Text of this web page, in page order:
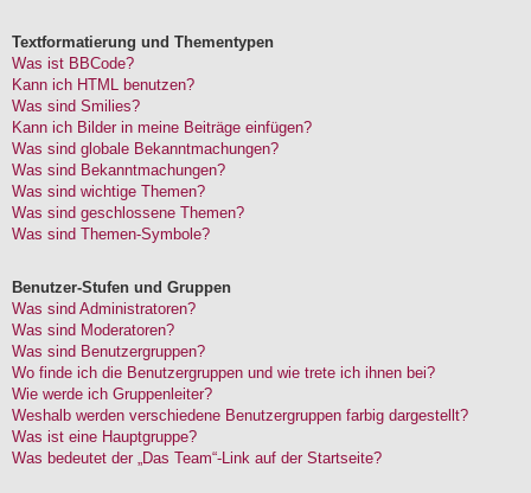
Textformatierung und Thementypen
Was ist BBCode?
Kann ich HTML benutzen?
Was sind Smilies?
Kann ich Bilder in meine Beiträge einfügen?
Was sind globale Bekanntmachungen?
Was sind Bekanntmachungen?
Was sind wichtige Themen?
Was sind geschlossene Themen?
Was sind Themen-Symbole?
Benutzer-Stufen und Gruppen
Was sind Administratoren?
Was sind Moderatoren?
Was sind Benutzergruppen?
Wo finde ich die Benutzergruppen und wie trete ich ihnen bei?
Wie werde ich Gruppenleiter?
Weshalb werden verschiedene Benutzergruppen farbig dargestellt?
Was ist eine Hauptgruppe?
Was bedeutet der „Das Team“-Link auf der Startseite?